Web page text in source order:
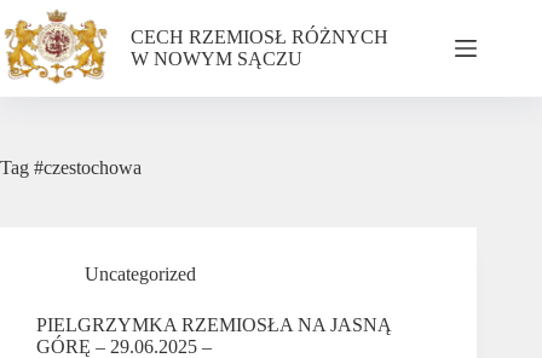
CECH RZEMIOSŁ RÓŻNYCH
W NOWYM SĄCZU
Tag #czestochowa
Uncategorized
PIELGRZYMKA RZEMIOSŁA NA JASNĄ
GÓRĘ – 29.06.2025 –